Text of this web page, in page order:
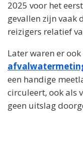
2025 voor het
gevallen zijn vaak
reizigers relatief
Later waren er
een handige
circuleert, ook als
geen uitslag